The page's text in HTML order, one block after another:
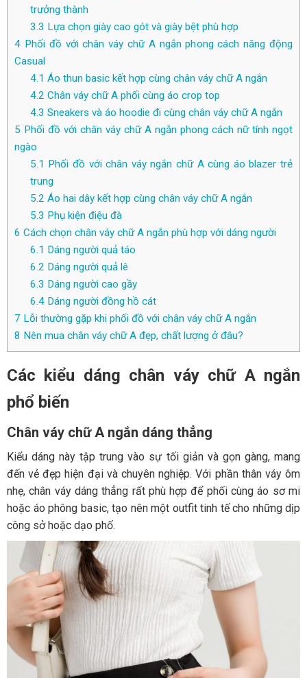
trưởng thành
3.3 Lựa chọn giày cao gót và giày bệt phù hợp
4 Phối đồ với chân váy chữ A ngắn phong cách năng động
Casual
4.1 Áo thun basic kết hợp cùng chân váy chữ A ngắn
4.2 Chân váy chữ A phối cùng áo crop top
4.3 Sneakers và áo hoodie đi cùng chân váy chữ A ngắn
5 Phối đồ với chân váy chữ A ngắn phong cách nữ tính ngọt
ngào
5.1 Phối đồ với chân váy ngắn chữ A cùng áo blazer trẻ
trung
5.2 Áo hai dây kết hợp cùng chân váy chữ A ngắn
5.3 Phụ kiện điệu đà
6 Cách chọn chân váy chữ A ngắn phù hợp với dáng người
6.1 Dáng người quả táo
6.2 Dáng người quả lê
6.3 Dáng người cao gầy
6.4Dáng người đồng hồ cát
7 Lỗi thường gặp khi phối đồ với chân váy chữ A ngắn
8 Nên mua chân váy chữ A đẹp, chất lượng ở đâu?
Các kiểu dáng chân váy chữ A ngắn
phổ biến
Chân váy chữ A ngắn dáng thẳng
Kiểu dáng này tập trung vào sự tối giản và gọn gàng, mang
đến vẻ đẹp hiện đại và chuyên nghiệp. Với phần thân váy ôm
nhẹ, chân váy dáng thẳng rất phù hợp để phối cùng áo sơ mi
hoặc áo phông basic, tạo nên một outfit tinh tế cho những dịp
công sở hoặc dạo phố.